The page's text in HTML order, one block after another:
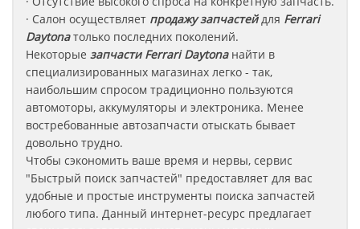
· Салон осуществляет продажу запчастейдля Ferrari
Daytonaтолько последних поколений.
Некоторые запчасти Ferrari Daytonaнайти в
специализированных магазинах легко - так,
наибольшим спросом традиционно пользуются
автомоторы, аккумуляторы и электроника. Менее
востребованные автозапчасти отыскать бывает
довольно трудно.
Чтобы сэкономить ваше время и нервы, сервис
"Быстрый поиск запчастей" предоставляет для вас
удобные и простые инструменты поиска запчастей
любого типа. Данный интернет-ресурс предлагает